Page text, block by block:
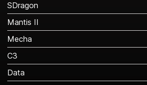
SDragon
Mantis II
Mecha
C3
Data